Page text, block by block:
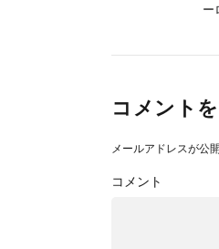
ー
コメントを
メールアドレスが公
コメント